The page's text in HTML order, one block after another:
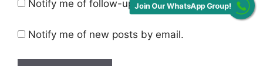
Notify me of follow-up comments by email.
Notify me of new posts by email.
Join Our WhatsApp Group!